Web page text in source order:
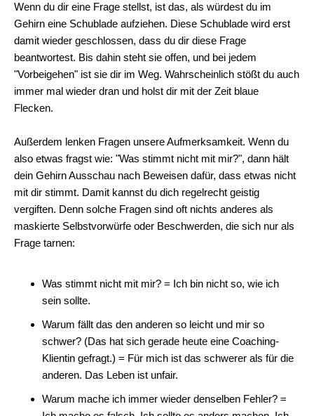
Wenn du dir eine Frage stellst, ist das, als würdest du im
Gehirn eine Schublade aufziehen. Diese Schublade wird erst
damit wieder geschlossen, dass du dir diese Frage
beantwortest. Bis dahin steht sie offen, und bei jedem
"Vorbeigehen" ist sie dir im Weg. Wahrscheinlich stößt du auch
immer mal wieder dran und holst dir mit der Zeit blaue
Flecken.
Außerdem lenken Fragen unsere Aufmerksamkeit. Wenn du
also etwas fragst wie: "Was stimmt nicht mit mir?", dann hält
dein Gehirn Ausschau nach Beweisen dafür, dass etwas nicht
mit dir stimmt. Damit kannst du dich regelrecht geistig
vergiften. Denn solche Fragen sind oft nichts anderes als
maskierte Selbstvorwürfe oder Beschwerden, die sich nur als
Frage tarnen:
Was stimmt nicht mit mir? = Ich bin nicht so, wie ich
sein sollte.
Warum fällt das den anderen so leicht und mir so
schwer? (Das hat sich gerade heute eine Coaching-
Klientin gefragt.) = Für mich ist das schwerer als für die
anderen. Das Leben ist unfair.
Warum mache ich immer wieder denselben Fehler? =